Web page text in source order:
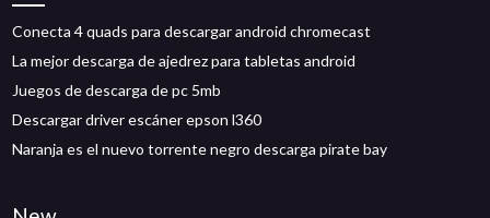
Conecta 4 quads para descargar android chromecast
La mejor descarga de ajedrez para tabletas android
Juegos de descarga de pc 5mb
Descargar driver escáner epson l360
Naranja es el nuevo torrente negro descarga pirate bay